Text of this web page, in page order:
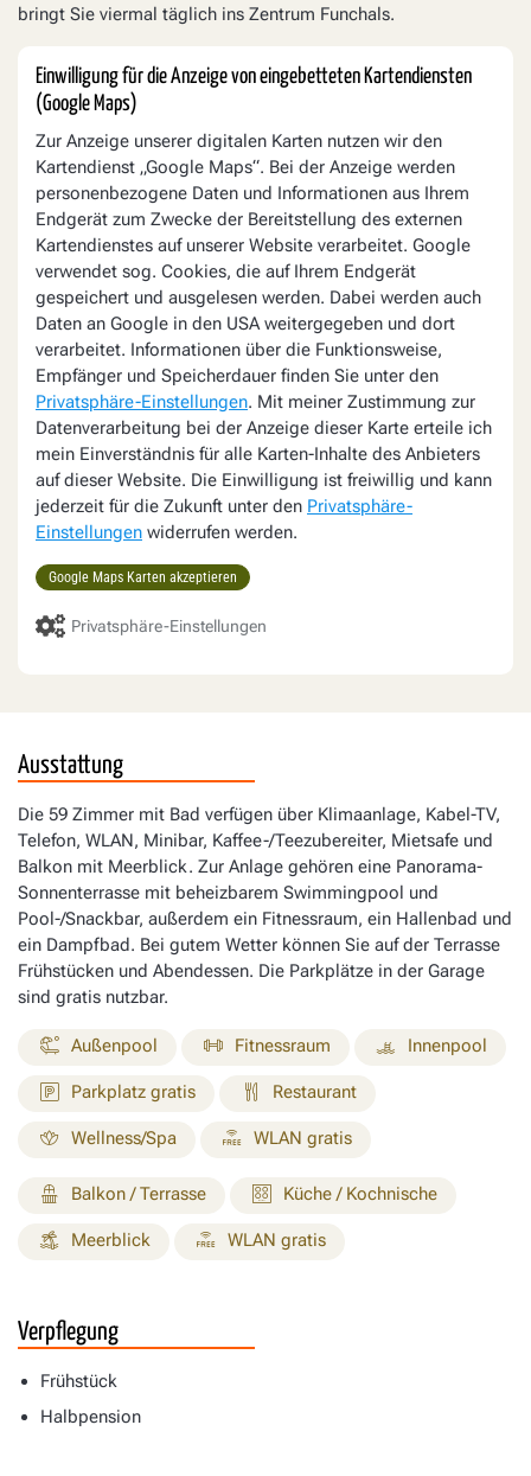
bringt Sie viermal täglich ins Zentrum Funchals.
Einwilligung für die Anzeige von eingebetteten Kartendiensten
(Google Maps)
Zur Anzeige unserer digitalen Karten nutzen wir den
Kartendienst „Google Maps“. Bei der Anzeige werden
personenbezogene Daten und Informationen aus Ihrem
Endgerät zum Zwecke der Bereitstellung des externen
Kartendienstes auf unserer Website verarbeitet. Google
verwendet sog. Cookies, die auf Ihrem Endgerät
gespeichert und ausgelesen werden. Dabei werden auch
Daten an Google in den USA weitergegeben und dort
verarbeitet. Informationen über die Funktionsweise,
Empfänger und Speicherdauer finden Sie unter den
Privatsphäre-Einstellungen. Mit meiner Zustimmung zur
Datenverarbeitung bei der Anzeige dieser Karte erteile ich
mein Einverständnis für alle Karten-Inhalte des Anbieters
auf dieser Website. Die Einwilligung ist freiwillig und kann
jederzeit für die Zukunft unter den Privatsphäre-
Einstellungen widerrufen werden.
Google Maps Karten akzeptieren
Privatsphäre-Einstellungen
Ausstattung
Die 59 Zimmer mit Bad verfügen über Klimaanlage, Kabel-TV,
Telefon, WLAN, Minibar, Kaffee-/Teezubereiter, Mietsafe und
Balkon mit Meerblick. Zur Anlage gehören eine Panorama-
Sonnenterrasse mit beheizbarem Swimmingpool und
Pool-/Snackbar, außerdem ein Fitnessraum, ein Hallenbad und
ein Dampfbad. Bei gutem Wetter können Sie auf der Terrasse
Frühstücken und Abendessen. Die Parkplätze in der Garage
sind gratis nutzbar.
Außenpool Fitnessraum Innenpool
Parkplatz gratis Restaurant
Wellness/Spa WLAN gratis
Balkon / Terrasse Küche / Kochnische
Meerblick WLAN gratis
Verpflegung
Frühstück
Halbpension